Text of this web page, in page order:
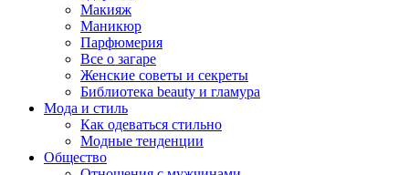
Макияж
Маникюр
Парфюмерия
Все о загаре
Женские советы и секреты
Библиотека beauty и гламура
Мода и стиль
Как одеваться стильно
Модные тенденции
Общество